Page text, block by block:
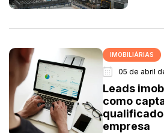
IMOBILIÁRIAS
05 de abril
Leads
como
empresa